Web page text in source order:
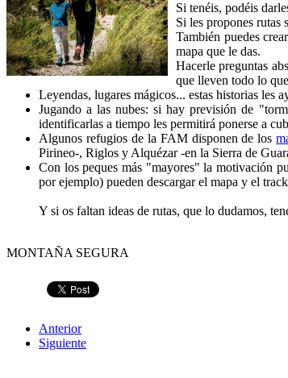
Si tenéis, podéis
Si les propones rutas
También puedes
mapa que le das.
Hacerle preguntas
que lleven todo lo
Leyendas, lugares mágicos... estas historias les
Jugando a las nubes: si hay previsión de
identificarlas a tiempo les permitirá ponerse a
Algunos refugios de la FAM disponen de los
Pirineo-, Riglos y Alquézar -en la Sierra de
Con los peques más "mayores" la motivación
por ejemplo) pueden descargar el mapa y el
Y si os faltan ideas de rutas, que lo dudamos,
MONTAÑA SEGURA
Anterior
Siguiente